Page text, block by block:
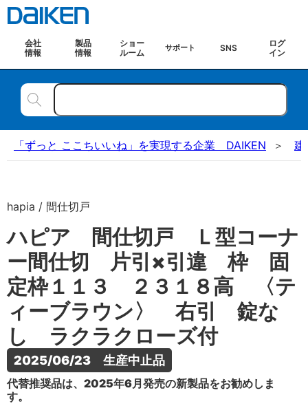
会社
情報
製品
情報
ショー
ルーム
サポート SNS
ログ
イン
「ずっと ここちいいね」を実現する企業 DAIKEN 建
hapia / 間仕切戸
ハピア 間仕切戸 Ｌ型コーナ
ー間仕切 片引×引違 枠 固
定枠１１３ ２３１８高 〈テ
ィーブラウン〉 右引 錠な
し ラクラクローズ付
2025/06/23　生産中止品
代替推奨品は、2025年6月発売の新製品をお勧めしま
す。